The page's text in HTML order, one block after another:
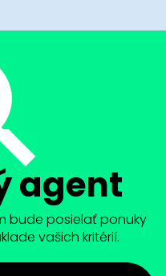
agent
bude posielať ponuky
vašich kritérií.